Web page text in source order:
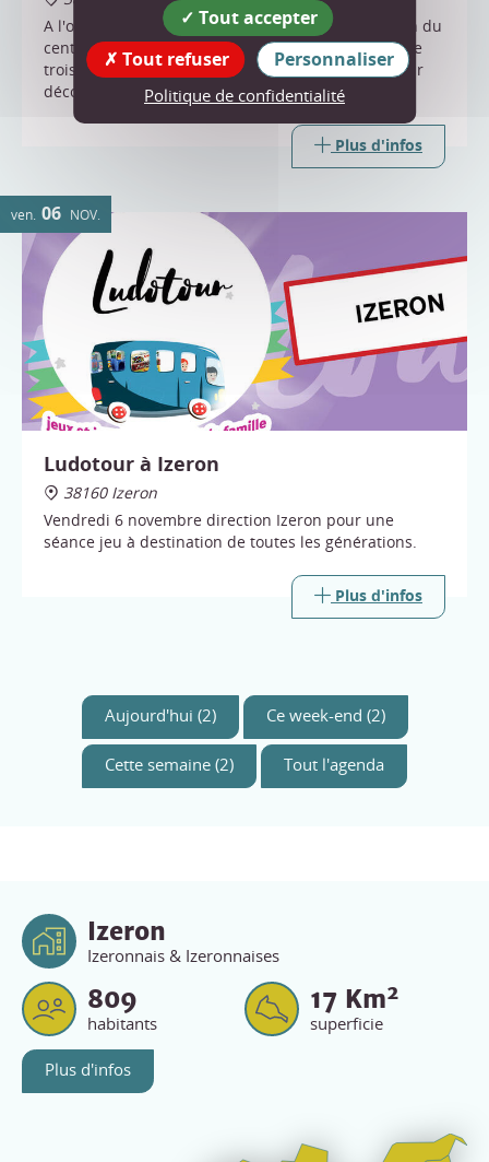
A l'occasion du 50ème anniversaire de la fondation du
centre, la congrégation Karma Migyur Ling organise
trois journées exceptionnelles, ouvertes à tous pour
découvrir le lieu et les reliques du Bouddha
Shakyamuni.
Plus d'infos
ven. 06 NOV.
Ludotour à Izeron
38160 Izeron
Vendredi 6 novembre direction Izeron pour une
séance jeu à destination de toutes les générations.
Plus d'infos
Aujourd'hui (2) Ce week-end (2)
Cette semaine (2) Tout l'agenda
Izeron
Izeronnais & Izeronnaises
809
habitants
17 Km2
superficie
Plus d'infos
Tout accepter
Tout refuser
Personnaliser
Politique de confidentialité